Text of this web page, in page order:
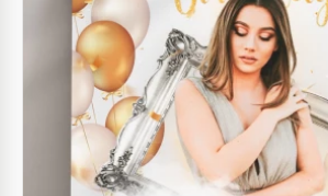
Volantino di compleanno di
Se stai pianificando un evento di
Estetica
Siamo entusiasti di presentare
volantino per una cena di
Google Slides